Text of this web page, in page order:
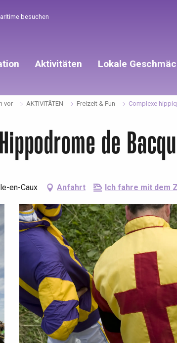
besuchen
Aktivitäten Lokale
vor AKTIVITÄTEN Freizeit & Fun Complexe
de
en-Caux Anfahrt Ich fahre mit dem